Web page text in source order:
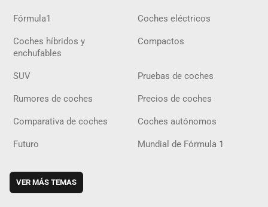
Fórmula1 Coches eléctricos
Coches híbridos y
enchufables
Compactos
SUV Pruebas de coches
Rumores de coches Precios de coches
Comparativa de coches Coches autónomos
Futuro Mundial de Fórmula 1
VER MÁS TEMAS